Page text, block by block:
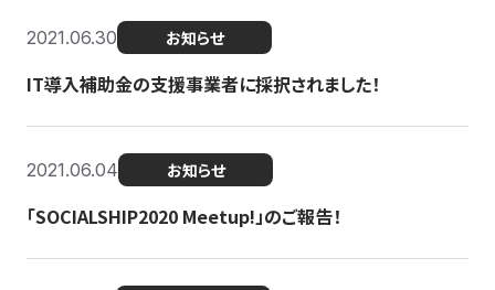
2021.06.30 お知らせ
IT導入補助金の支援事業者に採択されました！
2021.06.04 お知らせ
「SOCIALSHIP2020 Meetup!」のご報告！